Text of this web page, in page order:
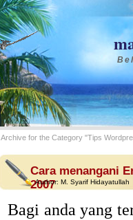
Archive for the Category "Tips
Cara menangani
2007
Author: M. Syarif Hidayatullah
Bagi anda yang